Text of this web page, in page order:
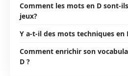
Comment les mots en D sont-
jeux?
Y a-t-il des mots techniques en
Comment enrichir son
D ?